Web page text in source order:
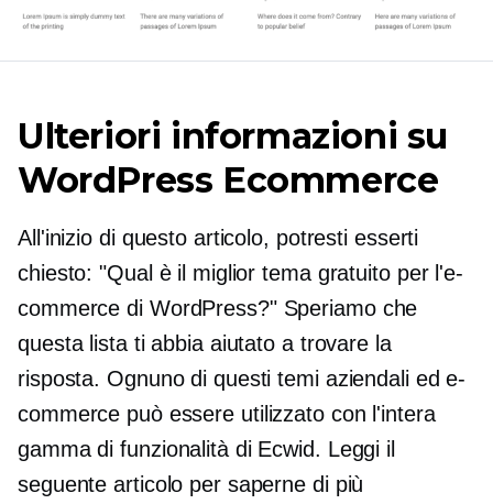
Ulteriori informazioni su
WordPress Ecommerce
All'inizio di questo articolo, potresti esserti
chiesto: "Qual è il miglior tema gratuito per l'e-
commerce di WordPress?" Speriamo che
questa lista ti abbia aiutato a trovare la
risposta. Ognuno di questi temi aziendali ed e-
commerce può essere utilizzato con l'intera
gamma di funzionalità di Ecwid. Leggi il
seguente articolo per saperne di più